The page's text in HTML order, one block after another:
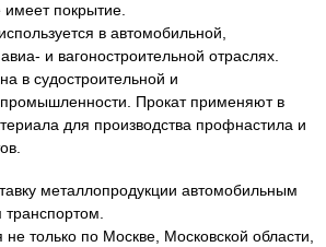
покрытие.
в автомобильной,
и вагоностроительной отраслях.
в судостроительной и
Прокат применяют в
для производства профнастила и
металлопродукции автомобильным
не только по Москве, Московской области,